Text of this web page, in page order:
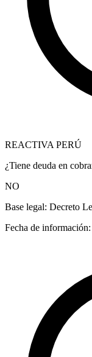
REACTIVA PERÚ
¿Tiene deuda en
NO
Base legal: Decreto
Fecha de información: